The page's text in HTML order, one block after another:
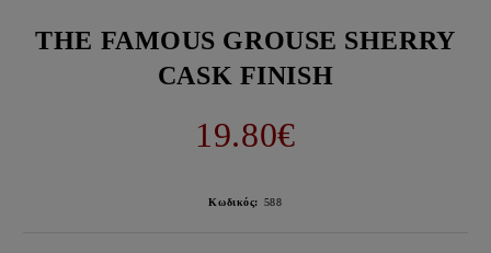
THE FAMOUS GROUSE SHERRY
CASK FINISH
19.80€
Κωδικός: 588